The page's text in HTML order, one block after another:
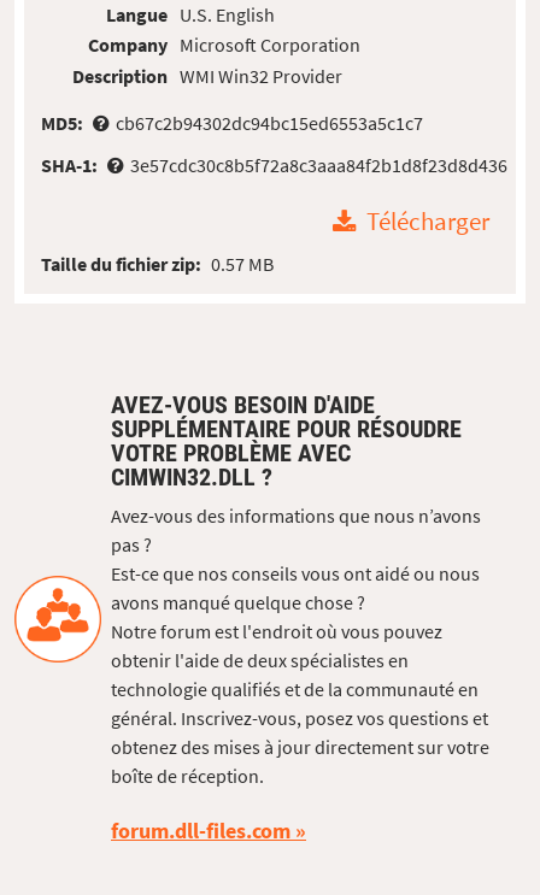
Langue
Company
Description
U.S. English
Microsoft Corporation
WMI Win32 Provider
MD5:
cb67c2b94302dc94bc15ed6553a5c1c7
SHA-1:
3e57cdc30c8b5f72a8c3aaa84f2b1d8f23d8d436
Télécharger
Taille du fichier zip: 0.57 MB
AVEZ-VOUS BESOIN D'AIDE
SUPPLÉMENTAIRE POUR RÉSOUDRE
VOTRE PROBLÈME AVEC
CIMWIN32.DLL ?
Avez-vous des informations que nous n’avons
pas ?
Est-ce que nos conseils vous ont aidé ou nous
avons manqué quelque chose ?
Notre forum est l'endroit où vous pouvez
obtenir l'aide de deux spécialistes en
technologie qualifiés et de la communauté en
général. Inscrivez-vous, posez vos questions et
obtenez des mises à jour directement sur votre
boîte de réception.
forum.dll-files.com